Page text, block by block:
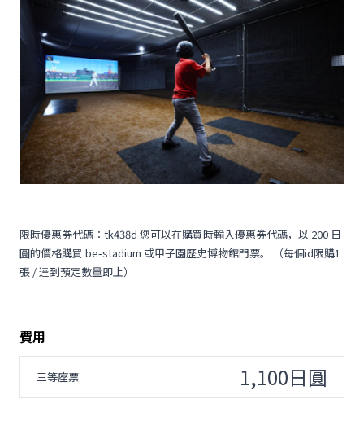
限時優惠券代碼：tk438d 您可以在購買時輸入優惠券代碼，以 200 日
圓的價格購買 be-stadium 或甲子園歷史博物館門票。 （每個id限購1
張 / 達到預定數量即止）
費用
三等座票 1,100日圓